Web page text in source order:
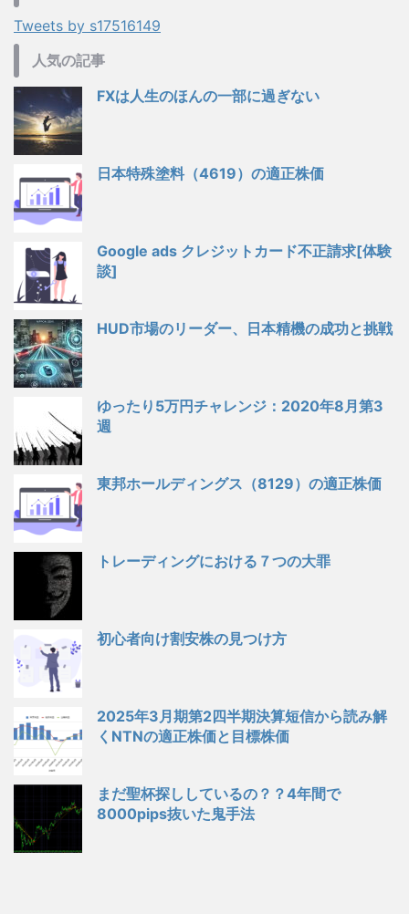
Tweets by s17516149
人気の記事
FXは人生のほんの一部に過ぎない
日本特殊塗料（4619）の適正株価
Google ads クレジットカード不正請求[体験
談]
HUD市場のリーダー、日本精機の成功と挑戦
ゆったり5万円チャレンジ：2020年8月第3
週
東邦ホールディングス（8129）の適正株価
トレーディングにおける７つの大罪
初心者向け割安株の見つけ方
2025年3月期第2四半期決算短信から読み解
くNTNの適正株価と目標株価
まだ聖杯探ししているの？？4年間で
8000pips抜いた鬼手法